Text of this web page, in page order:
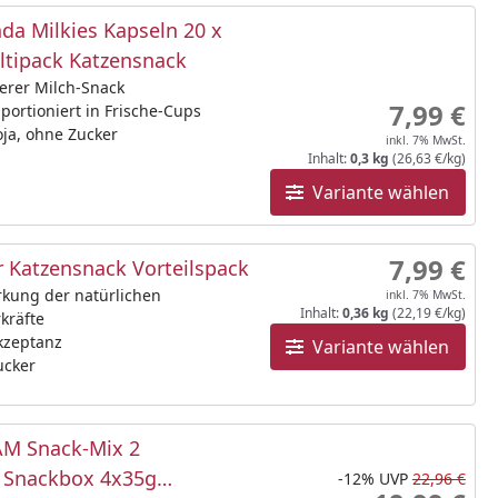
Milkies Kapseln 20 x
Katzensnack
Milch-Snack
in Frische-Cups
ohne Zucker
Variante wählen
7,99 €
inkl. 7% MwSt.
Inhalt:0,3 kg (26,63 €/kg)
Katzensnack Vorteilspack
der natürlichen
Variante wählen
7,99 €
inkl. 7% MwSt.
Inhalt:0,36 kg (22,19 €/kg)
Snack-Mix 2
4x35g
-12% UVP 22,96 €